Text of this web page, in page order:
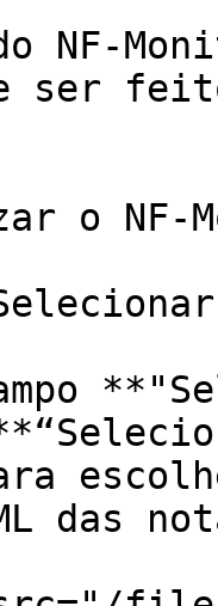
NF-
ser
o NF-
das